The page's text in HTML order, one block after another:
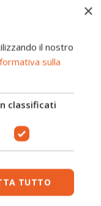
al modo di
combinate nelle
su un cuscino.
×
il nostro
sulla
classificati
TUTTO